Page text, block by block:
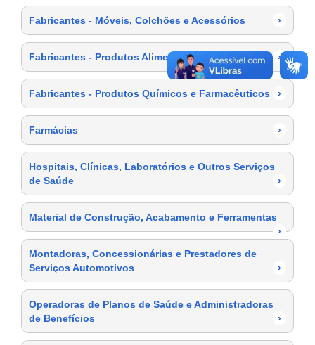
Fabricantes - Móveis, Colchões e Acessórios ›
Fabricantes - Produtos Alimentícios ›
Fabricantes - Produtos Químicos e Farmacêuticos ›
Farmácias ›
Hospitais, Clínicas, Laboratórios e Outros Serviços
de Saúde
›
Material de Construção, Acabamento e Ferramentas
›
Montadoras, Concessionárias e Prestadores de
Serviços Automotivos
›
Operadoras de Planos de Saúde e Administradoras
de Benefícios
›